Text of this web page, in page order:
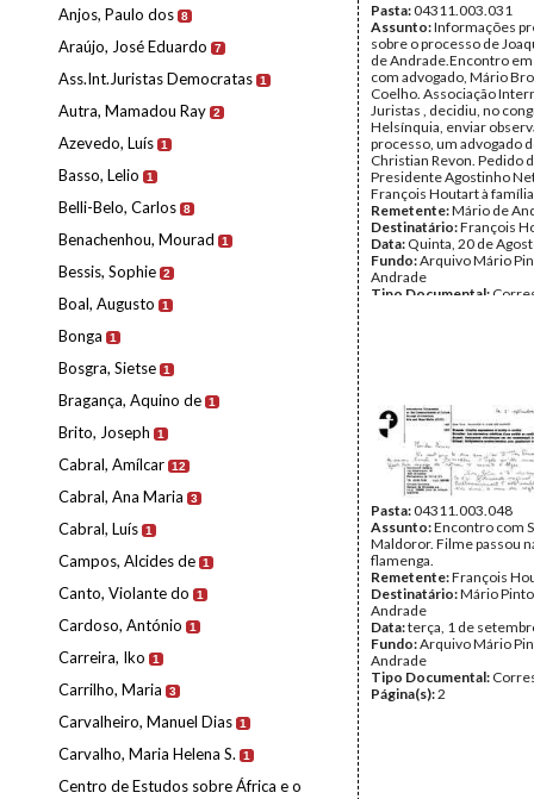
Anjos, Paulo dos 8
Araújo, José Eduardo 7
Ass.Int.Juristas Democratas 1
Autra, Mamadou Ray 2
Azevedo, Luís 1
Basso, Lelio 1
Belli-Belo, Carlos 8
Benachenhou, Mourad 1
Bessis, Sophie 2
Boal, Augusto 1
Bonga 1
Bosgra, Sietse 1
Bragança, Aquino de 1
Brito, Joseph 1
Cabral, Amílcar 12
Cabral, Ana Maria 3
Cabral, Luís 1
Campos, Alcides de 1
Canto, Violante do 1
Cardoso, António 1
Carreira, Iko 1
Carrilho, Maria 3
Carvalheiro, Manuel Dias 1
Carvalho, Maria Helena S. 1
Centro de Estudos sobre África e o
Pasta:04311.003.031
Assunto:Informações
sobre o processo de
de Andrade.Encontro em
com advogado, Mário
Coelho. Associação
Juristas , decidiu, no
Helsínquia, enviar
processo, um advogado
Christian Revon. Pedido
Presidente Agostinho
François Houtart à
Remetente:Mário de
Destinatário:François
Data: Quinta, 20 de
Fundo:Arquivo Mário
Andrade
Tipo Documental:
Pasta:04311.003.048
Assunto:Encontro com
Maldoror. Filme passou
flamenga.
Remetente:François
Destinatário:Mário
Andrade
Data:terça, 1 de
Fundo:Arquivo Mário
Andrade
Tipo Documental:
Página(s):2